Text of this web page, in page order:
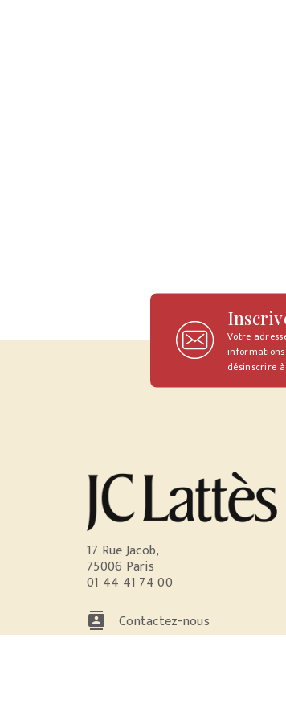
Votre
informations
désinscrire
17 Rue Jacob,
75006 Paris
01 44 41 74 00
contacts Contactez-nous